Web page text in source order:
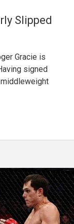
Slipped
Gracie is
signed